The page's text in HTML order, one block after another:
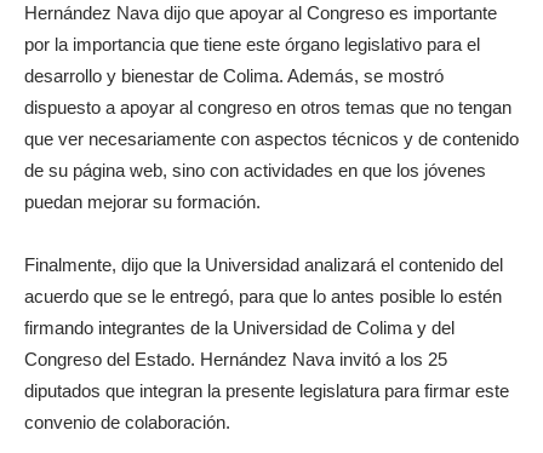
Hernández Nava dijo que apoyar al Congreso es importante
por la importancia que tiene este órgano legislativo para el
desarrollo y bienestar de Colima. Además, se mostró
dispuesto a apoyar al congreso en otros temas que no tengan
que ver necesariamente con aspectos técnicos y de contenido
de su página web, sino con actividades en que los jóvenes
puedan mejorar su formación.
Finalmente, dijo que la Universidad analizará el contenido del
acuerdo que se le entregó, para que lo antes posible lo estén
firmando integrantes de la Universidad de Colima y del
Congreso del Estado. Hernández Nava invitó a los 25
diputados que integran la presente legislatura para firmar este
convenio de colaboración.